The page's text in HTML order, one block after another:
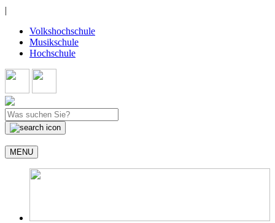
|
Volkshochschule
Musikschule
Hochschule
MENU